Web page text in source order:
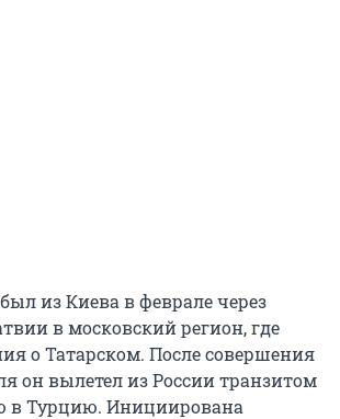
из Киева в феврале через
в московский регион, где
о Татарском. После совершения
он вылетел из России транзитом
в Турцию. Инициирована